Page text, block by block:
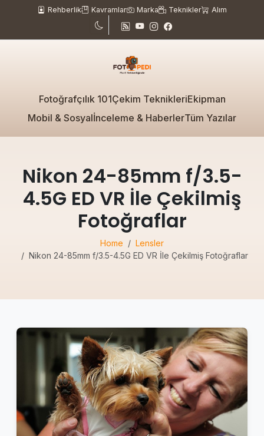
Rehberlik Kavramlar Marka Teknikler Alım
Fotoğrafçılık 101Çekim TeknikleriEkipman
Mobil & Sosyalİnceleme & HaberlerTüm Yazılar
Nikon 24-85mm f/3.5-
4.5G ED VR İle Çekilmiş
Fotoğraflar
Home
Lensler
Nikon 24-85mm f/3.5-4.5G ED VR İle Çekilmiş Fotoğraflar